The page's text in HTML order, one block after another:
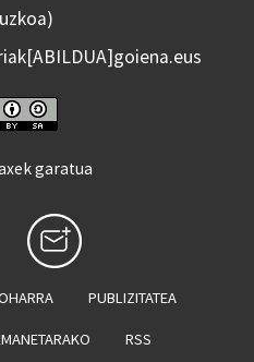
garatua
PUBLIZITATEA
RSS